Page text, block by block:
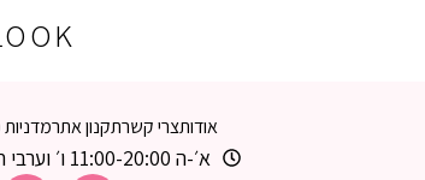
אודותצרי קשרתקנון אתר
א׳-ה 11:00-20:00 ו׳ וערבי חג 11:00-14:00 (חורף) 11:00-15:00 (קיץ)